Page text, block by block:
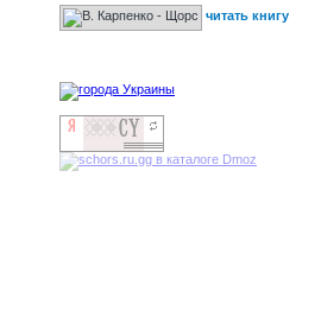
читать книгу